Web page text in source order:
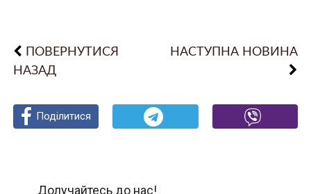
ПОВЕРНУТИСЯ
НАЗАД
НАСТУПНА НОВИНА
Поділитися
Поділитися
Поділитися
Долучайтесь до нас!